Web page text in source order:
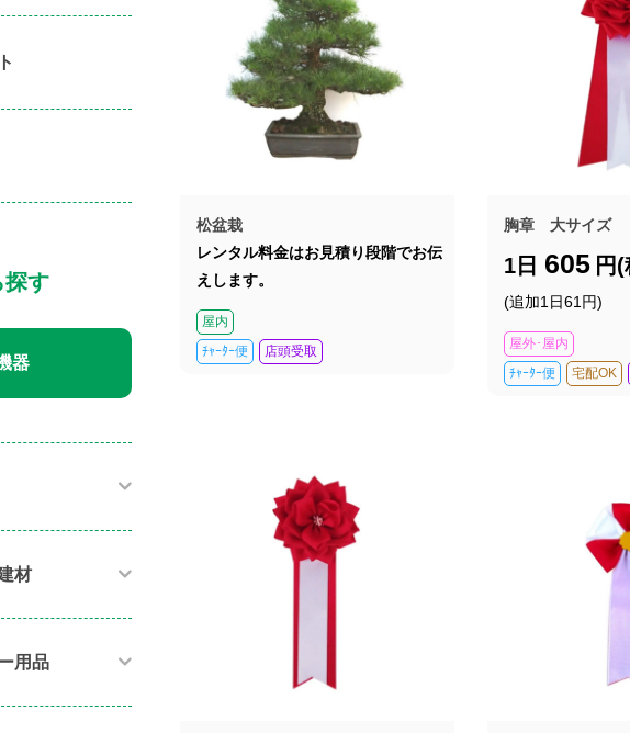
探す
器
材
用品
松盆栽
レンタル料金はお見積り段階でお伝
えします。
屋内
ﾁｬｰﾀｰ便
店頭受取
胸章 大サイズ
1日 605 円
(追加1日61円)
屋外･屋内
ﾁｬｰﾀｰ便
宅配OK